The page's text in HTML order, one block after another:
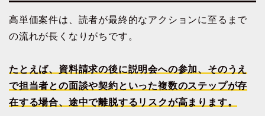
高単価案件は、読者が最終的なアクションに至るまで
の流れが長くなりがちです。
たとえば、資料請求の後に説明会への参加、そのうえ
で担当者との面談や契約といった複数のステップが存
在する場合、途中で離脱するリスクが高まります。